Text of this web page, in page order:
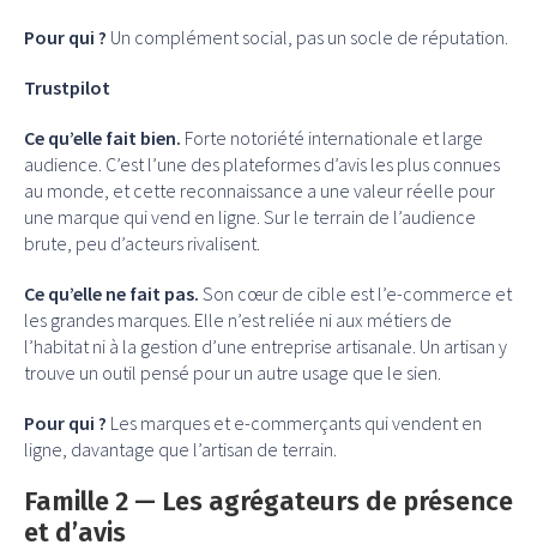
Pour qui ? Un complément social, pas un socle de réputation.
Trustpilot
Ce qu’elle fait bien. Forte notoriété internationale et large
audience. C’est l’une des plateformes d’avis les plus connues
au monde, et cette reconnaissance a une valeur réelle pour
une marque qui vend en ligne. Sur le terrain de l’audience
brute, peu d’acteurs rivalisent.
Ce qu’elle ne fait pas. Son cœur de cible est l’e-commerce et
les grandes marques. Elle n’est reliée ni aux métiers de
l’habitat ni à la gestion d’une entreprise artisanale. Un artisan y
trouve un outil pensé pour un autre usage que le sien.
Pour qui ? Les marques et e-commerçants qui vendent en
ligne, davantage que l’artisan de terrain.
Famille 2 — Les agrégateurs de présence
et d’avis